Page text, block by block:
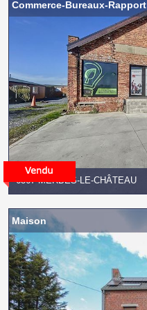
6567 MERBES-LE-CHÂTEAU
Commerce-Bureaux-Rapport
Maison